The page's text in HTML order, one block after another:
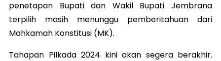
penetapan Bupati dan Wakil Bupati Jembrana
terpilih masih menunggu pemberitahuan dari
Mahkamah Konstitusi (MK).
Tahapan Pilkada 2024 kini akan segera berakhir.